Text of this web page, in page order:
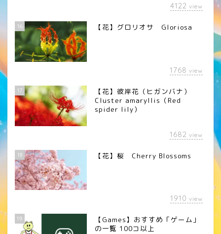
4122 view
16 【花】グロリオサ Gloriosa
1768 view
17
【花】彼岸花（ヒガンバナ）
Cluster amaryllis（Red
spider lily）
1682 view
18 【花】桜 Cherry Blossoms
1910 view
19
【Games】おすすめ「ゲーム」
の一覧 100コ以上